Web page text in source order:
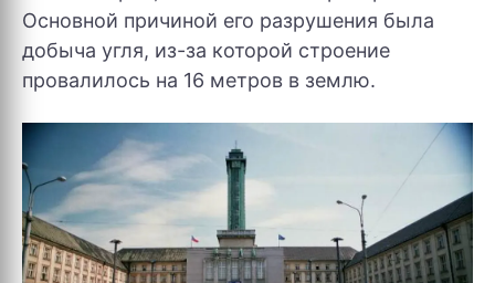
Основной причиной его разрушения была
добыча угля, из-за которой строение
провалилось на 16 метров в землю.